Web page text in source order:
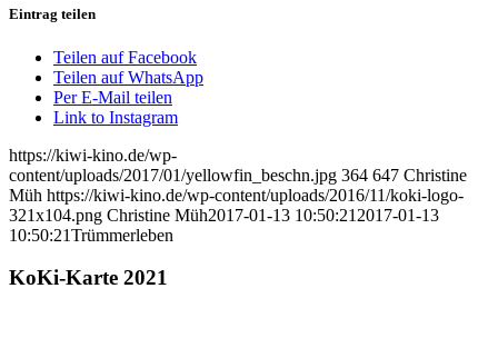
Eintrag teilen
Teilen auf Facebook
Teilen auf WhatsApp
Per E-Mail teilen
Link to Instagram
https://kiwi-kino.de/wp-
content/uploads/2017/01/yellowfin_beschn.jpg 364 647 Christine
Müh https://kiwi-kino.de/wp-content/uploads/2016/11/koki-logo-
321x104.png Christine Müh2017-01-13 10:50:21 2017-01-13
10:50:21Trümmerleben
KoKi-Karte 2021